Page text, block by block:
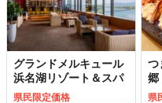
グランドメルキュール
浜名湖リゾート＆スパ
県民限定価格
つ
郷
県